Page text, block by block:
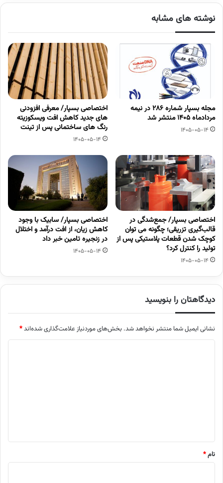
نوشته های مشابه
مجله بسپار شماره 286 در نیمه
مردادماه 1405 منتشر شد
1405-05-14
اختصاصی بسپار/ معرفی افزودنی
های جدید کاهش افت ویسکوزیته
رنگ های ساختمانی پس از تینت
1405-05-14
اختصاصی بسپار/ جمع‌شدگی در
قالب‌گیری تزریقی؛ چگونه می توان
کوچک شدن قطعات پلاستیکی پس از
تولید را کنترل کرد؟
1405-05-14
اختصاصی بسپار/ سابیک با وجود
کاهش زیان، از افت درآمد و اختلال
در زنجیره تامین خبر داد
1405-05-14
دیدگاهتان را بنویسید
نشانی ایمیل شما منتشر نخواهد شد. بخش‌های موردنیاز علامت‌گذاری شده‌اند*
نام*